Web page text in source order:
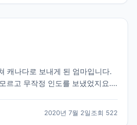
을 올려 봅니다 . 제...
캐나다로 보내게 된 엄마입니다.
르고 무작정 인도를 보냈었지요.
이 캐나다에 정착하고싶고, 워터
2020년 7월 2일조회 522